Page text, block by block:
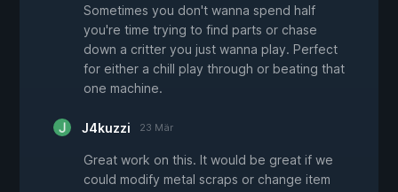
Sometimes you don't wanna spend half
you're time trying to find parts or chase
down a critter you just wanna play. Perfect
for either a chill play through or beating that
one machine.
J4kuzzi 23 Mär
Great work on this. It would be great if we
could modify metal scraps or change item